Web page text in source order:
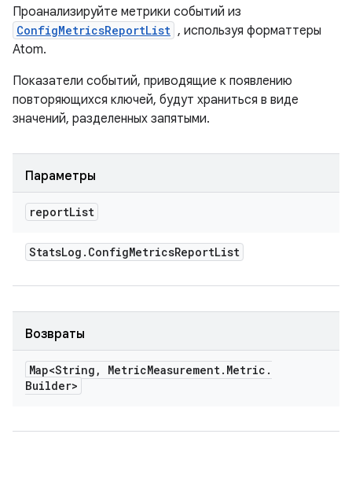
Проанализируйте метрики событий из
ConfigMetricsReportList , используя форматтеры
Atom.
Показатели событий, приводящие к появлению
повторяющихся ключей, будут храниться в виде
значений, разделенных запятыми.
Параметры
reportList
StatsLog . ConfigMetricsReportList
Возвраты
Map<String , MetricMeasurement. Metric .
Builder>